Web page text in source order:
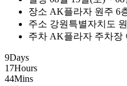
장소 AK플라자 원주 6
주소 강원특별자치도
주차 AK플라자 주차장
9Days
17Hours
44Mins